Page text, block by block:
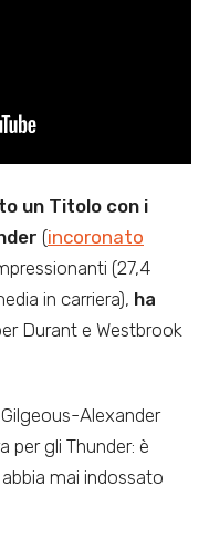
un Titolo con i
(incoronato
(27,4
in carriera), ha
Durant e Westbrook
Alexander
per gli Thunder: è
mai indossato